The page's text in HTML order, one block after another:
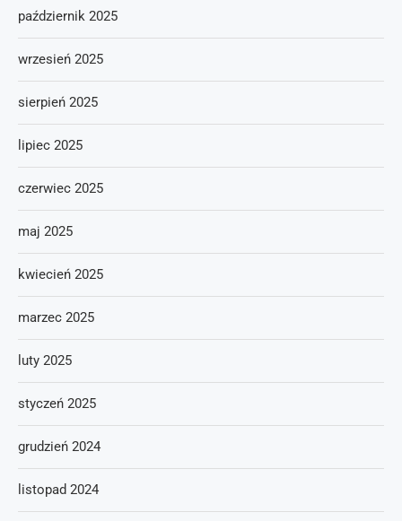
październik 2025
wrzesień 2025
sierpień 2025
lipiec 2025
czerwiec 2025
maj 2025
kwiecień 2025
marzec 2025
luty 2025
styczeń 2025
grudzień 2024
listopad 2024